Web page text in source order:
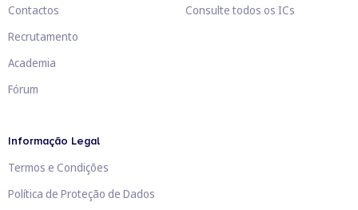
Contactos
Recrutamento
Academia
Fórum
Consulte todos os ICs
Informação Legal
Termos e Condições
Política de Proteção de Dados